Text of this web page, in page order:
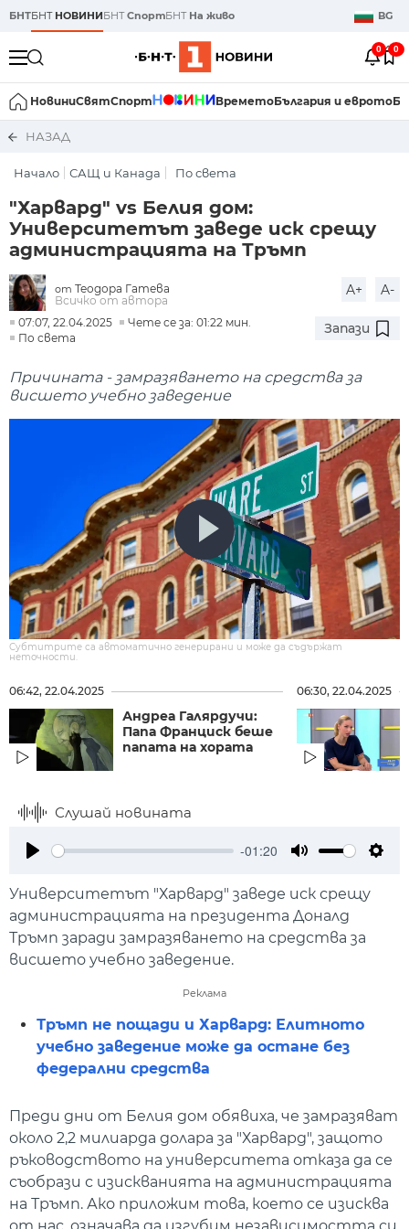
БНТБНТ НОВИНИБНТСпортБНТ На живо BG
0 0
НовиниСвятСпорт ВреметоБългария и еврото
НАЗАД
Начало САЩ и Канада По света
"Харвард" vs Белия дом:
Университетът заведе иск срещу
администрацията на Тръмп
от Теодора Гатева
Всичко от автора
A+ A-
07:07, 22.04.2025
Чете се за: 01:22 мин.
По света
Запази
Причината - замразяването на средства за
висшето учебно заведение
Субтитрите са автоматично генерирани и може да съдържат
неточности.
06:42, 22.04.2025
Андреа Галярдучи:
Папа Франциск беше
папата на хората
06:30, 22.04.2025
Слушай новината
-01:20
Университетът "Харвард" заведе иск срещу
администрацията на президента Доналд
Тръмп заради замразяването на средства за
висшето учебно заведение.
Реклама
Тръмп не пощади и Харвард: Елитното
учебно заведение може да остане без
федерални средства
Преди дни от Белия дом обявиха, че замразяват
около 2,2 милиарда долара за "Харвард", защото
ръководството на университета отказа да се
съобрази с изискванията на администрацията
на Тръмп. Ако приложим това, което се изисква